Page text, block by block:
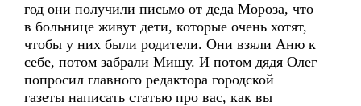
год они получили письмо от деда Мороза, что
в больнице живут дети, которые очень хотят,
чтобы у них были родители. Они взяли Аню к
себе, потом забрали Мишу. И потом дядя Олег
попросил главного редактора городской
газеты написать статью про вас, как вы